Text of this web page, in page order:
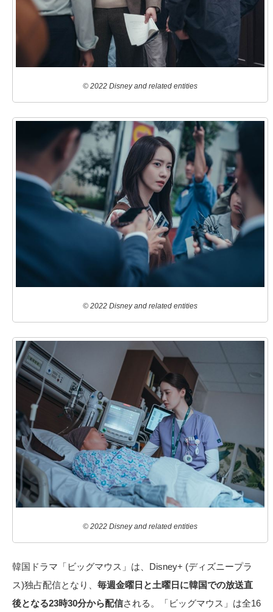
© 2022 Disney and related entities
© 2022 Disney and related entities
© 2022 Disney and related entities
韓国ドラマ「ビッグマウス」は、Disney+ (ディズニープラ
ス)独占配信となり、 毎週金曜日と土曜日に韓国での放送直
後となる23時30分から配信される。「ビッグマウス」は全16